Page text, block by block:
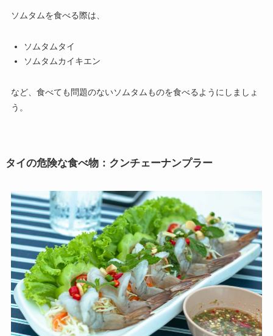
ソムタムを食べる際は、
ソムタムタイ
ソムタムカイキエン
など、食べても問題のないソムタムものを食べるようにしましょ
う。
タイの危険な食べ物：クンチェーナンプラー